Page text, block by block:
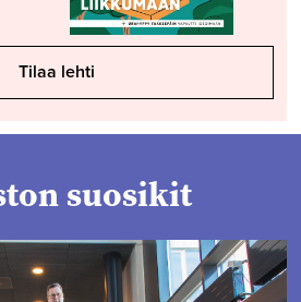
Tilaa lehti
suosikit